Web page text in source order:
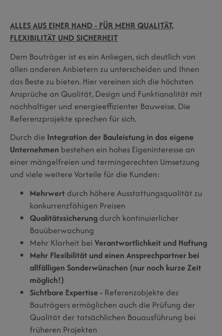
ALLES AUS EINER HAND - FÜR MEHR QUALITÄT,
FLEXIBILITÄT UND SICHERHEIT
Dem Bauträger ist es ein Anliegen, sich deutlich von
allen anderen Anbietern zu unterscheiden und Ihnen
das Beste zu bieten. Hier vereinen sich die höchsten
Ansprüche an Qualität, Design und Funktionalität mit
nachhaltiger und energieeffizienter Bauweise. Die
Referenzprojekte sprechen für sich.
Durch die Integration der Bauleistung in das eigene
Unternehmen bestehen ein hohes Eigeninteresse an
einer mängelfreien und termingerechten Umsetzung
und viele weitere Vorteile für die Kunden:
Mehrwertdurch höhere Ausstattungsqualität zu
konkurrenzfähigen Preisen
Qualitätssicherungdurch kontinuierlicher
Bauüberwachung
Mehr Klarheit bei Verantwortlichkeit und Haftung
Mehr Flexibilität und einen Ansprechpartner bei
allfälligen Sonderwünschen (nur noch kurze Zeit
möglich!)
Sichtbare Expertise - Referenzobjekte des
Bauträgers ermöglichen auch die Prüfung der
Qualität der tatsächlichen Bauausführung bei
früheren Projekten